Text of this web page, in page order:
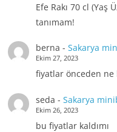
Efe Rakı 70 cl (Yaş
tanımam!
berna - Sakarya
Ekim 27, 2023
fiyatlar önceden ne
seda - Sakarya
Ekim 26, 2023
bu fiyatlar kaldımı